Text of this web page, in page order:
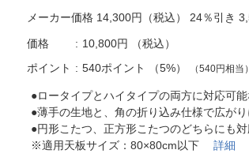
お客様サポート
よくある質問・お問合せ
ご利用規約
メーカー価格 14,300円（税込） 24％引き
価格 10,800円
（税込）
ポイント
540ポイント （5%） （540円相当）
●ロータイプとハイタイプの両方に対応可能
●薄手の生地と、角の折り込み仕様で広がり
●円形こたつ、正方形こたつのどちらにも対
※適用天板サイズ：80×80cm以下詳細